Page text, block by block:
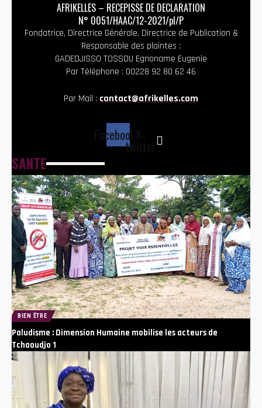
AFRIKELLES – RECEPISSE DE DECLARATION
N° 0051/HAAC/12-2021/pl/P
Fondatrice, Directrice Générale, Directrice de Publication &
Responsable des plaintes :
GADEDJISSO TOSSOU Egnoname Eugenie
Par Téléphone : 00228 92 80 62 46
Par Mail : contact@afrikelles.com
Facebook
twitter
SANTE
BIEN ÊTRE
Paludisme : Dimension Humaine mobilise les acteurs de
Tchaoudjo 1